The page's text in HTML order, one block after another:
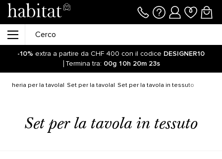
-10% extra a partire da CHF 400 con il codice DESIGNER10
Termina tra: 00g 10h 20m 23s
Resta aggiornato sulla riapertura delle vendite online sul
nostro sito! Clicca qui
per la tavola Set per la tavola Set per la tavola in tessuto
Set per la tavola in tessuto